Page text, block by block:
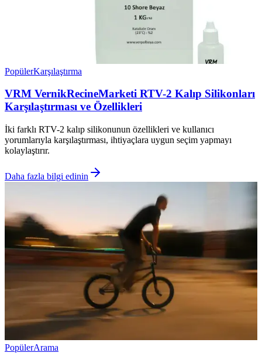
PopülerKarşılaştırma
VRM VernikRecineMarketi RTV-2 Kalıp Silikonları
Karşılaştırması ve Özellikleri
İki farklı RTV-2 kalıp silikonunun özellikleri ve kullanıcı
yorumlarıyla karşılaştırması, ihtiyaçlara uygun seçim yapmayı
kolaylaştırır.
Daha fazla bilgi edinin
PopülerArama